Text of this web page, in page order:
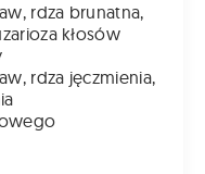
rdza brunatna,
kłosów
rdza jęczmienia,